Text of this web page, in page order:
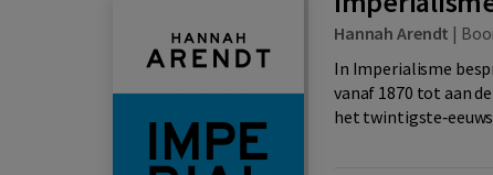
Hannah Arendt |
In Imperialisme
vanaf 1870 tot aan
het